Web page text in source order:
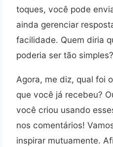
toques, você pode
ainda gerenciar
facilidade. Quem diria
poderia ser tão simples?
Agora, me diz, qual foi
que você já recebeu?
você criou usando
nos comentários!
inspirar mutuamente.